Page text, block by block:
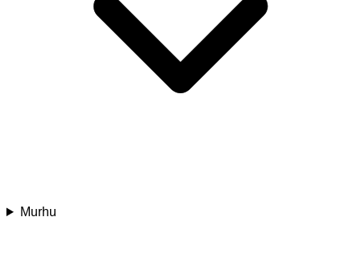
Murhu